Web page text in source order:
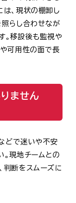
、現状の棚卸し
らし合わせなが
。移設後も監視や
や可用性の面で長
ません
どで迷いや不安
現地チームとの
判断をスムーズに